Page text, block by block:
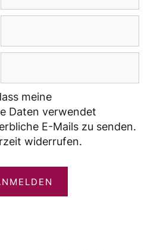
meine
Daten verwendet
E-Mails zu senden.
widerrufen.